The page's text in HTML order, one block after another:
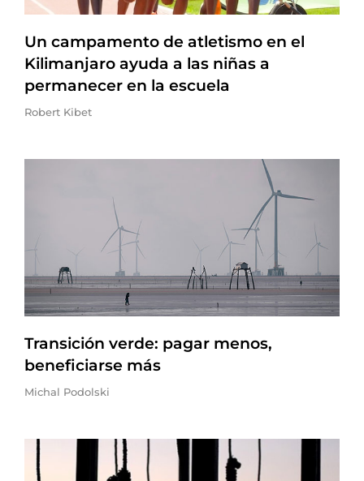
Un campamento de atletismo en el
Kilimanjaro ayuda a las niñas a
permanecer en la escuela
Robert Kibet
Transición verde: pagar menos,
beneficiarse más
Michal Podolski